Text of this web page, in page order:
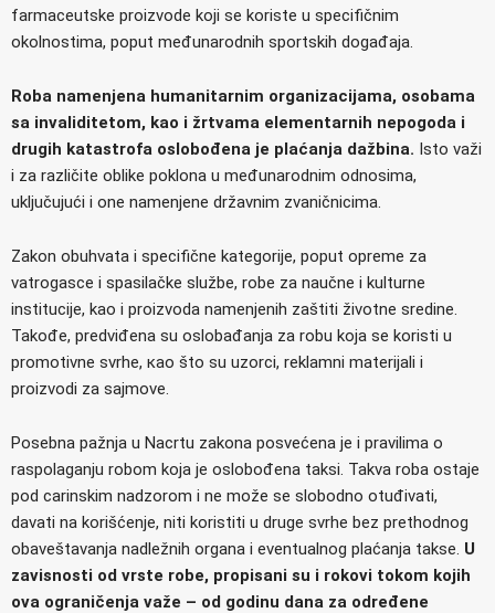
farmaceutske proizvode koji se koriste u specifičnim
okolnostima, poput međunarodnih sportskih događaja.
Roba namenjena humanitarnim organizacijama, osobama
sa invaliditetom, kao i žrtvama elementarnih nepogoda i
drugih katastrofa oslobođena je plaćanja dažbina. Isto važi
i za različite oblike poklona u međunarodnim odnosima,
uključujući i one namenjene državnim zvaničnicima.
Zakon obuhvata i specifične kategorije, poput opreme za
vatrogasce i spasilačke službe, robe za naučne i kulturne
institucije, kao i proizvoda namenjenih zaštiti životne sredine.
Takođe, predviđena su oslobađanja za robu koja se koristi u
promotivne svrhe, као što su uzorci, reklamni materijali i
proizvodi za sajmove.
Posebna pažnja u Nacrtu zakona posvećena je i pravilima o
raspolaganju robom koja je oslobođena taksi. Takva roba ostaje
pod carinskim nadzorom i ne može se slobodno otuđivati,
davati na korišćenje, niti koristiti u druge svrhe bez prethodnog
obaveštavanja nadležnih organa i eventualnog plaćanja takse. U
zavisnosti od vrste robe, propisani su i rokovi tokom kojih
ova ograničenja važe – od godinu dana za određene